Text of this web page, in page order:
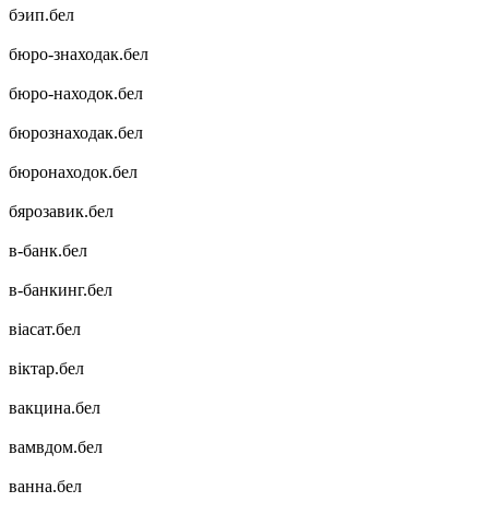
бэип.бел
бюро-знаходак.бел
бюро-находок.бел
бюрознаходак.бел
бюронаходок.бел
бярозавик.бел
в-банк.бел
в-банкинг.бел
віасат.бел
віктар.бел
вакцина.бел
вамвдом.бел
ванна.бел